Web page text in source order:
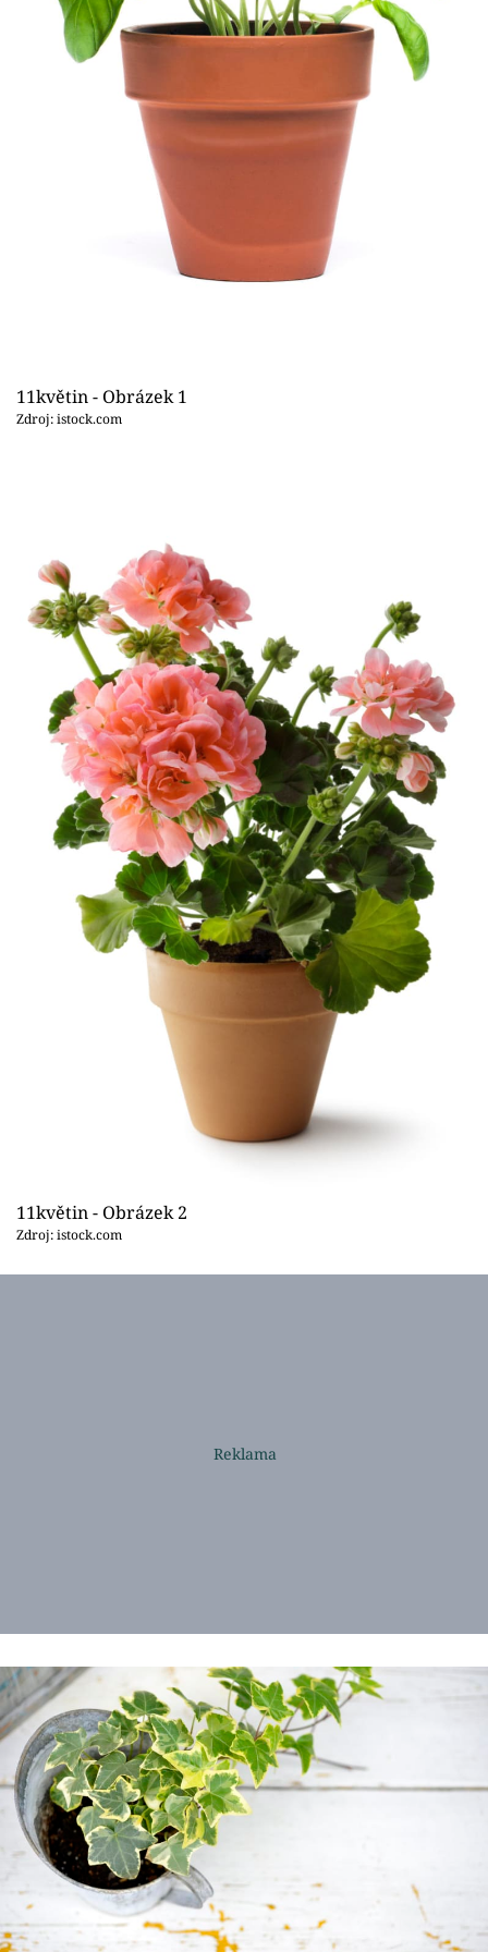
Přihlášení
11květin - Obrázek 1
Zdroj: istock.com
11květin - Obrázek 2
Zdroj: istock.com